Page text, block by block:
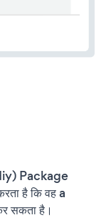
Package
है कि वह a
सकता है।